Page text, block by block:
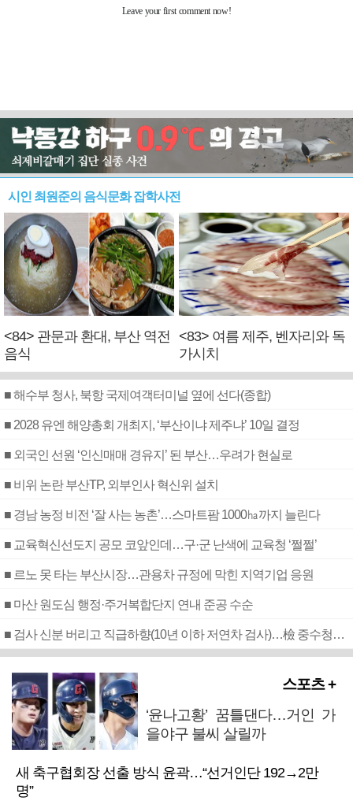
시인 최원준의 음식문화 잡학사전
<84> 관문과 환대, 부산 역전
음식
<83> 여름 제주, 벤자리와 독
가시치
■ 해수부 청사, 북항 국제여객터미널 옆에 선다(종합)
■ 2028 유엔 해양총회 개최지, ‘부산이냐 제주냐’ 10일 결정
■ 외국인 선원 ‘인신매매 경유지’ 된 부산…우려가 현실로
■ 비위 논란 부산TP, 외부인사 혁신위 설치
■ 경남 농정 비전 ‘잘 사는 농촌’…스마트팜 1000㏊까지 늘린다
■ 교육혁신선도지 공모 코앞인데…구·군 난색에 교육청 ‘쩔쩔’
■ 르노 못 타는 부산시장…관용차 규정에 막힌 지역기업 응원
■ 마산 원도심 행정·주거복합단지 연내 준공 수순
■ 검사 신분 버리고 직급하향(10년 이하 저연차 검사)…檢 중수청행 기피
스포츠 +
‘윤나고황’ 꿈틀댄다…거인 가
을야구 불씨 살릴까
새 축구협회장 선출 방식 윤곽…“선거인단 192→2만
명”